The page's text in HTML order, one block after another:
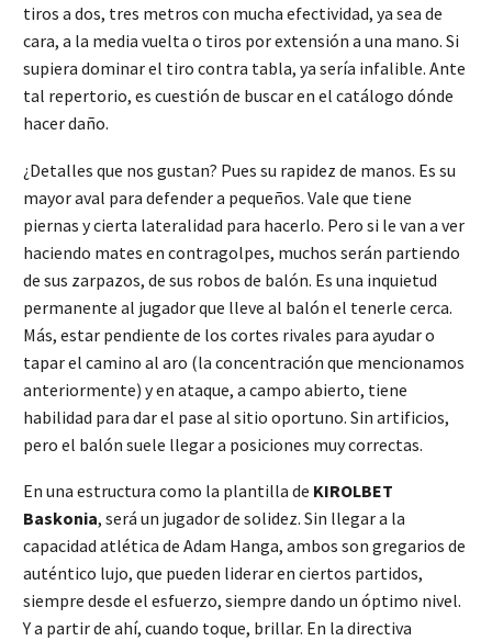
tiros a dos, tres metros con mucha efectividad, ya sea de
cara, a la media vuelta o tiros por extensión a una mano. Si
supiera dominar el tiro contra tabla, ya sería infalible. Ante
tal repertorio, es cuestión de buscar en el catálogo dónde
hacer daño.
¿Detalles que nos gustan? Pues su rapidez de manos. Es su
mayor aval para defender a pequeños. Vale que tiene
piernas y cierta lateralidad para hacerlo. Pero si le van a ver
haciendo mates en contragolpes, muchos serán partiendo
de sus zarpazos, de sus robos de balón. Es una inquietud
permanente al jugador que lleve al balón el tenerle cerca.
Más, estar pendiente de los cortes rivales para ayudar o
tapar el camino al aro (la concentración que mencionamos
anteriormente) y en ataque, a campo abierto, tiene
habilidad para dar el pase al sitio oportuno. Sin artificios,
pero el balón suele llegar a posiciones muy correctas.
En una estructura como la plantilla de KIROLBET
Baskonia, será un jugador de solidez. Sin llegar a la
capacidad atlética de Adam Hanga, ambos son gregarios de
auténtico lujo, que pueden liderar en ciertos partidos,
siempre desde el esfuerzo, siempre dando un óptimo nivel.
Y a partir de ahí, cuando toque, brillar. En la directiva